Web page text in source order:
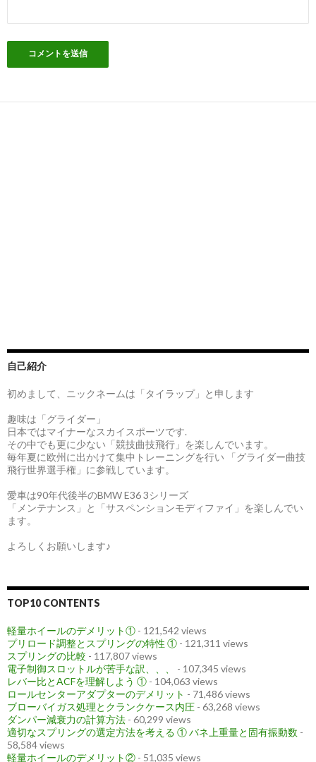
自己紹介
初めまして、ニックネームは「タイラップ」と申します
趣味は「グライダー」
日本ではマイナーなスカイスポーツです.
その中でも更に少ない「競技曲技飛行」を楽しんでいます。
毎年夏に欧州に出かけて集中トレーニングを行い 「グライダー曲技
飛行世界選手権」に参戦しています。
愛車は90年代後半のBMW E36 3シリーズ
「メンテナンス」と「サスペンションモディファイ」を楽しんでい
ます。
よろしくお願いします♪
TOP10 CONTENTS
軽量ホイールのデメリット① - 121,542 views
プリロード調整とスプリングの特性 ① - 121,311 views
スプリングの比較 - 117,807 views
電子制御スロットルが苦手な訳、、、
- 107,345 views
レバー比とACFを理解しよう ① - 104,063 views
ロールセンターアダプターのデメリット - 71,486 views
ブローバイガス処理とクランクケース内圧 - 63,268 views
ダンパー減衰力の計算方法 - 60,299 views
適切なスプリングの選定方法を考える ① バネ上重量と固有振動数 -
58,584 views
軽量ホイールのデメリット② - 51,035 views